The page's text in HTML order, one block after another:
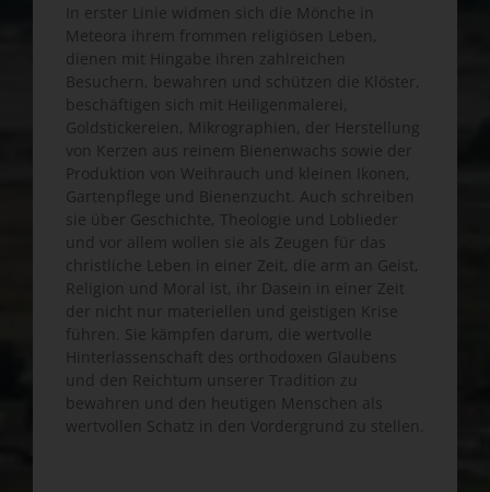
In erster Linie widmen sich die Mönche in
Meteora ihrem frommen religiösen Leben,
dienen mit Hingabe ihren zahlreichen
Besuchern, bewahren und schützen die Klöster,
beschäftigen sich mit Heiligenmalerei,
Goldstickereien, Mikrographien, der Herstellung
von Kerzen aus reinem Bienenwachs sowie der
Produktion von Weihrauch und kleinen Ikonen,
Gartenpflege und Bienenzucht. Auch schreiben
sie über Geschichte, Theologie und Loblieder
und vor allem wollen sie als Zeugen für das
christliche Leben in einer Zeit, die arm an Geist,
Religion und Moral ist, ihr Dasein in einer Zeit
der nicht nur materiellen und geistigen Krise
führen. Sie kämpfen darum, die wertvolle
Hinterlassenschaft des orthodoxen Glaubens
und den Reichtum unserer Tradition zu
bewahren und den heutigen Menschen als
wertvollen Schatz in den Vordergrund zu stellen.